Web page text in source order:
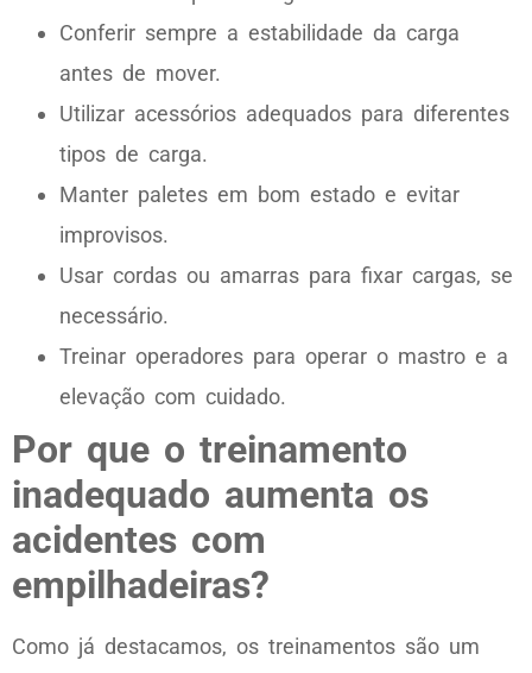
Conferir sempre a estabilidade da carga
antes de mover.
Utilizar acessórios adequados para diferentes
tipos de carga.
Manter paletes em bom estado e evitar
improvisos.
Usar cordas ou amarras para fixar cargas, se
necessário.
Treinar operadores para operar o mastro e a
elevação com cuidado.
Por que o treinamento
inadequado aumenta os
acidentes com
empilhadeiras?
Como já destacamos, os treinamentos são um